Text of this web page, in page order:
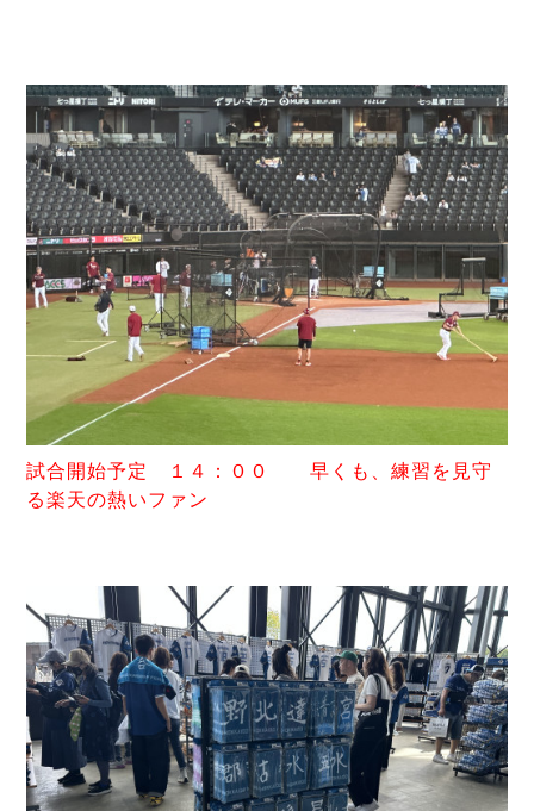
試合開始予定 １４：００ 早くも、練習を見守
る楽天の熱いファン